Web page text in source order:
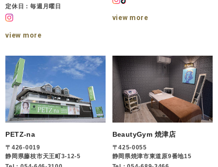
定休日：毎週月曜日
view more
view more
PETZ-na
〒426-0019
静岡県藤枝市天王町3-12-5
BeautyGym 焼津店
〒425-0055
静岡県焼津市東道原9番地15